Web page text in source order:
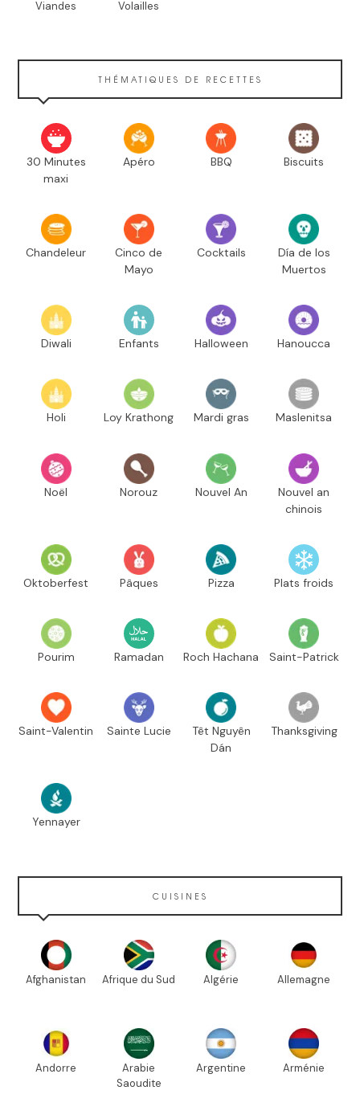
Viandes Volailles
THÉMATIQUES DE RECETTES
30 Minutes
maxi
Apéro BBQ Biscuits
Chandeleur
Cinco de
Mayo
Cocktails
Día de los
Muertos
Diwali Enfants Halloween Hanoucca
Holi Loy Krathong Mardi gras Maslenitsa
Noël Norouz Nouvel An
Nouvel an
chinois
Oktoberfest Pâques Pizza Plats froids
Pourim Ramadan Roch Hachana Saint-Patrick
Saint-Valentin Sainte Lucie
Têt Nguyên
Dán
Thanksgiving
Yennayer
CUISINES
Afghanistan Afrique du Sud Algérie Allemagne
Andorre
Arabie
Saoudite
Argentine Arménie